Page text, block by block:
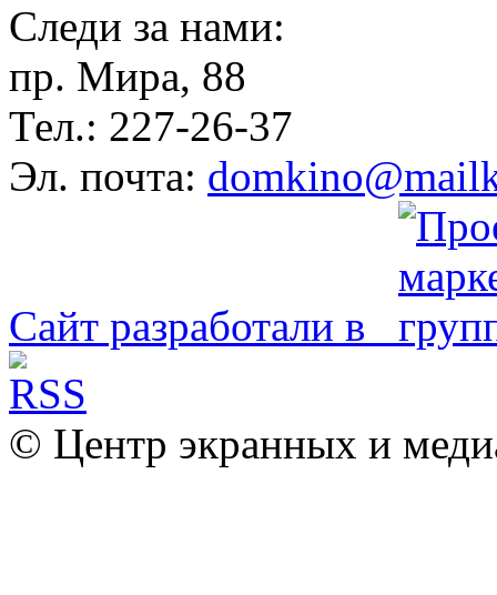
Следи за нами:
пр. Мира, 88
Тел.: 227-26-37
Эл. почта:
Сайт разработали в
© Центр экранных и